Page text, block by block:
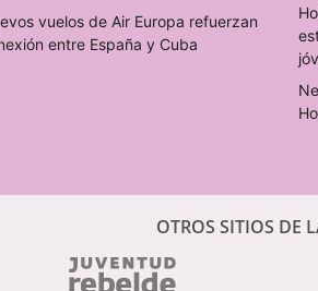
vuelos de Air Europa refuerzan
entre España y Cuba
OTROS SITIOS DE